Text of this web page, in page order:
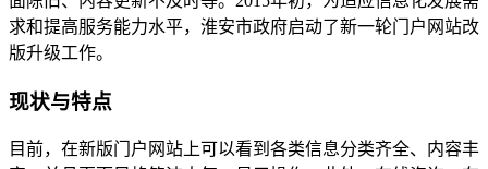
求和提高服务能力水平，淮安市政府启动了新一轮门户网站改
版升级工作。
现状与特点
目前，在新版门户网站上可以看到各类信息分类齐全、内容丰